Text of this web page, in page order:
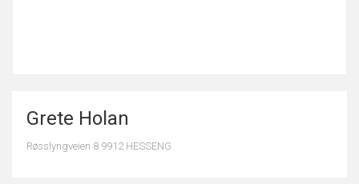
Grete Holan
Røsslyngveien 8 9912 HESSENG